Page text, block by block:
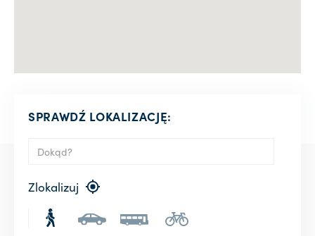
SPRAWDŹ LOKALIZACJĘ:
Zlokalizuj